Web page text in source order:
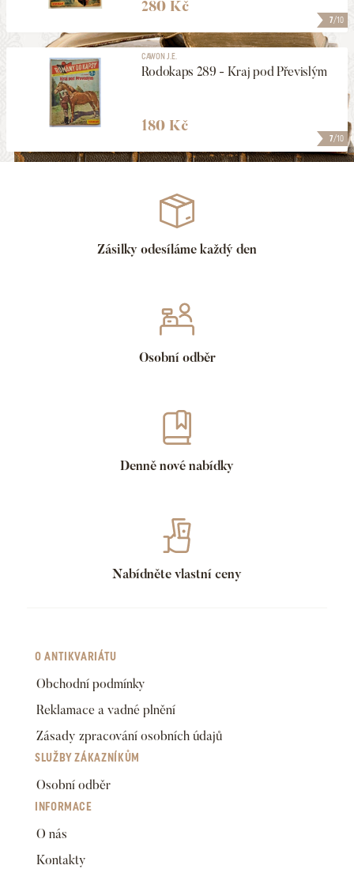
7/10
280 Kč
7/10
CAWON J.E.
Rodokaps 289 - Kraj pod Převislým
180 Kč
Zásilky odesíláme každý den
Osobní odběr
Denně nové nabídky
Nabídněte vlastní ceny
O ANTIKVARIÁTU
Obchodní podmínky
Reklamace a vadné plnění
Zásady zpracování osobních údajů
SLUŽBY ZÁKAZNÍKŮM
Osobní odběr
INFORMACE
O nás
Kontakty